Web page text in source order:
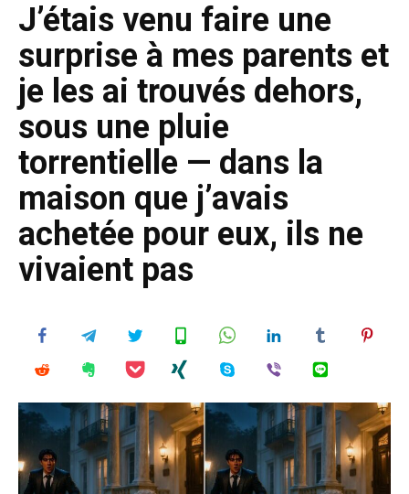
J’étais venu faire une
surprise à mes parents et
je les ai trouvés dehors,
sous une pluie
torrentielle — dans la
maison que j’avais
achetée pour eux, ils ne
vivaient pas